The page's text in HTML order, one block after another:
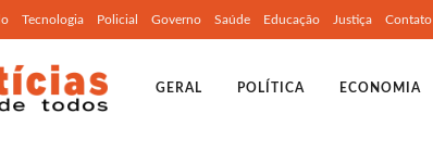
Tecnologia Policial Governo Saúde Educação Justiça Contato
GERAL POLÍTICA ECONOMIA